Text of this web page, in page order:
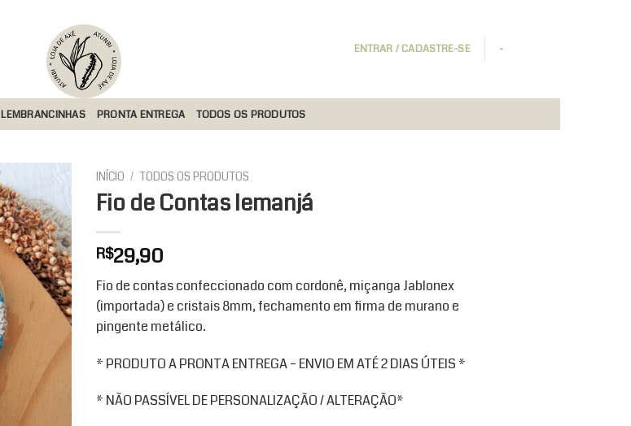
ENTRAR / CADASTRE-SE -
LEMBRANCINHAS PRONTA ENTREGA TODOS OS PRODUTOS
Add to
wishlist
INÍCIO / TODOS OS PRODUTOS
Fio de Contas Iemanjá
R$29,90
Fio de contas confeccionado com cordonê, miçanga Jablonex
(importada) e cristais 8mm, fechamento em firma de murano e
pingente metálico.
* PRODUTO A PRONTA ENTREGA – ENVIO EM ATÉ 2 DIAS ÚTEIS *
* NÃO PASSÍVEL DE PERSONALIZAÇÃO / ALTERAÇÃO*